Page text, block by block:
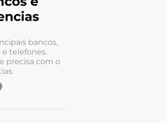
bancos,
telefones.
precisa com o